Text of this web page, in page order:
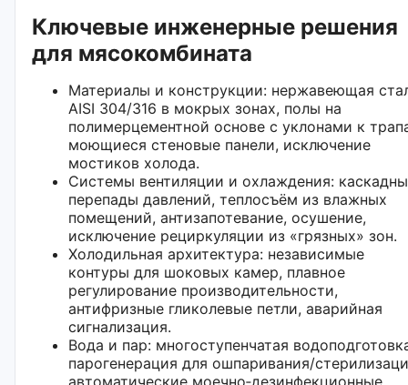
Ключевые инженерные решения
для мясокомбината
Материалы и конструкции: нержавеющая
AISI 304/316 в мокрых зонах, полы на
полимерцементной основе с уклонами к
моющиеся стеновые панели, исключение
мостиков холода.
Системы вентиляции и охлаждения:
перепады давлений, теплосъём из влажных
помещений, антизапотевание, осушение,
исключение рециркуляции из «грязных» зон.
Холодильная архитектура: независимые
контуры для шоковых камер, плавное
регулирование производительности,
антифризные гликолевые петли, аварийная
сигнализация.
Вода и пар: многоступенчатая
парогенерация для ошпаривания/
автоматические моечно‑дезинфекционные